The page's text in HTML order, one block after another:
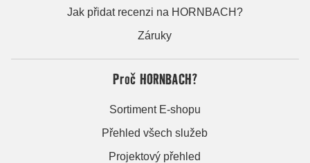
Jak přidat recenzi na HORNBACH?
Záruky
Proč HORNBACH?
Sortiment E-shopu
Přehled všech služeb
Projektový přehled